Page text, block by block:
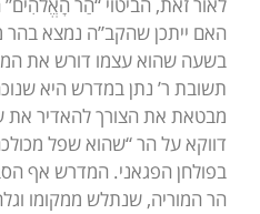
האם ייתכן שהקב”ה נמצא בהר
בשעה שהוא עצמו דורש את
תשובת ר’ נתן במדרש היא
מבטאת את הצורך להאדיר את
דווקא על הר “שהוא שפל
בפולחן הפגאני. המדרש אף
הר המוריה, שנתלש ממקומו